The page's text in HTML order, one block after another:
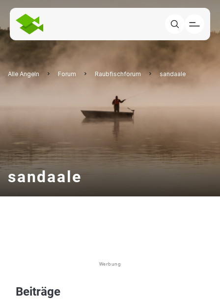
Alle Angeln Forum Raubfischforum sandaale
sandaale
Werbung
Beiträge